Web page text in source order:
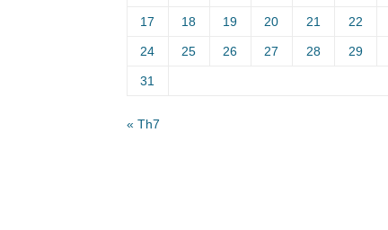
17 18 19 20 21 22
24 25 26 27 28 29
31
« Th7